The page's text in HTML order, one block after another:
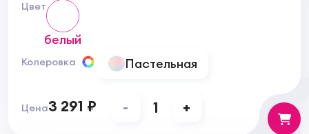
блеска покрытия.
Цвет
белый
Колеровка Пастельная
Цена3 291 ₽ - 1 +